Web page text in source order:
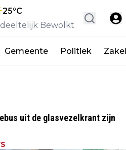
25°C
Bewolkt
Gemeente Politiek
uit de glasvezelkrant zijn